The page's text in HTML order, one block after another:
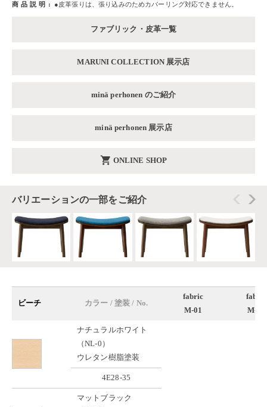
商品説明
●皮革張りは、張り込みのためカバーリング対応できません。
ファブリック・皮革一覧
MARUNI COLLECTION 展示店
minä perhonen のご紹介
minä perhonen 展示店
shopping_cart ONLINE SHOP
バリエーションの一部をご紹介
ビーチ カラー / 塗装 / No.
fabric
M-01
fabric
M-02
ナチュラルホワイト
（NL-0）
ウレタン樹脂塗装
4E28-35
マットブラック